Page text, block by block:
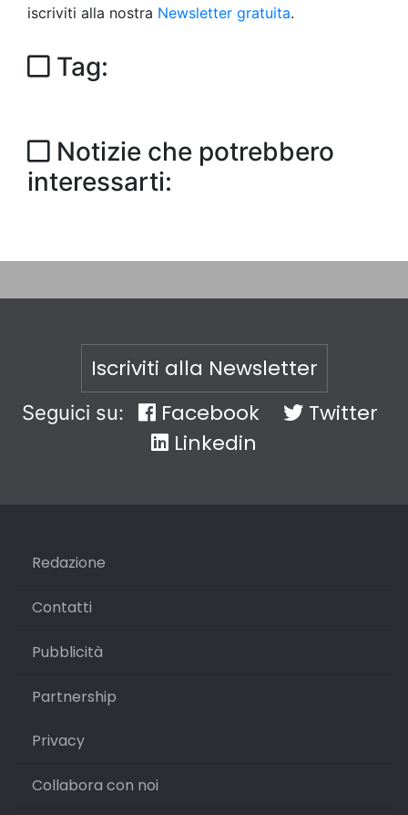
iscriviti alla nostra Newsletter gratuita.
Tag:
Notizie che potrebbero
interessarti:
Iscriviti alla Newsletter
Seguici su: Facebook
Twitter
Linkedin
Redazione
Contatti
Pubblicità
Partnership
Privacy
Collabora con noi